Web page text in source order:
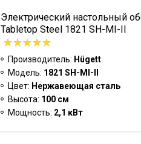
Электрический настольный
Tabletop Steel 1821 SH-MI-II
Производитель: Hügett
Модель: 1821 SH-MI-II
Цвет: Нержавеющая сталь
Высота: 100 см
Мощность: 2,1 кВт